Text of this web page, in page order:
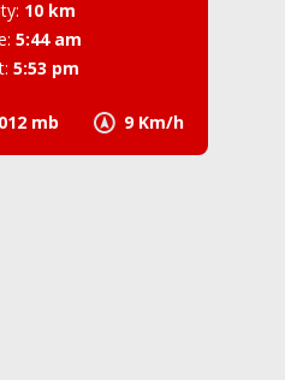
mb 9 Km/h
10 km
5:44 am
5:53 pm